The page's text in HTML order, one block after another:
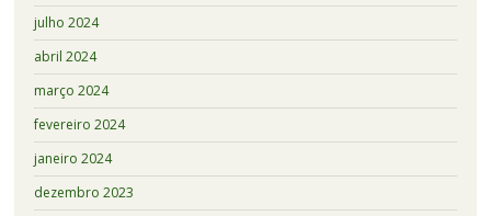
julho 2024
abril 2024
março 2024
fevereiro 2024
janeiro 2024
dezembro 2023